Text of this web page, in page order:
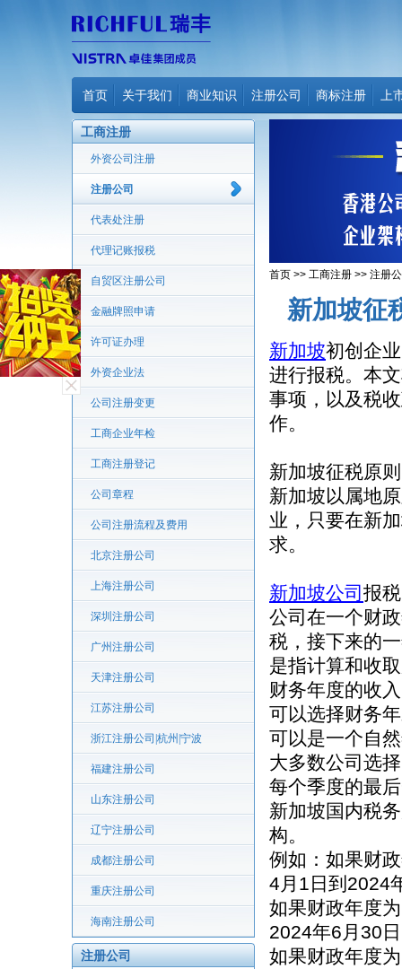
首页 关于我们 商业知识 注册公司 商标注册 上
工商注册
外资公司注册
注册公司
代表处注册
代理记账报税
自贸区注册公司
金融牌照申请
许可证办理
外资企业法
公司注册变更
工商企业年检
工商注册登记
公司章程
公司注册流程及费用
北京注册公司
上海注册公司
深圳注册公司
广州注册公司
天津注册公司
江苏注册公司
浙江注册公司|杭州|宁波
福建注册公司
山东注册公司
辽宁注册公司
成都注册公司
重庆注册公司
海南注册公司
注册公司
首页 >> 工商注册 >> 注册
新加坡征
新加坡初创企
进行报税。本
事项，以及税
作。
新加坡征税原则
新加坡以属地
业，只要在新
求。
新加坡公司 报
公司在一个财
税，接下来的
是指计算和收
财务年度的收
可以选择财务
可以是一个自
大多数公司选
每个季度的最
新加坡国内税
构。
例如：如果财
4月1日到2024
如果财政年度
2024年6月30
如果财政年度